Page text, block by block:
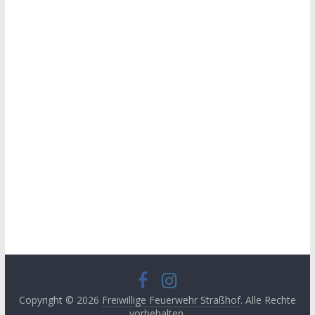
Copyright © 2026 Freiwillige Feuerwehr Straßhof. Alle Rechte